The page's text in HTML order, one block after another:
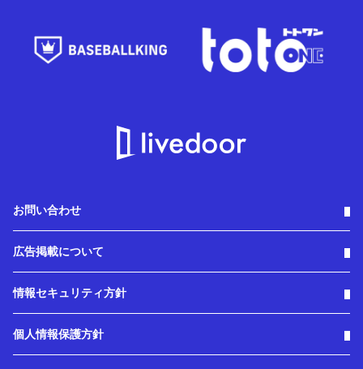
お問い合わせ
広告掲載について
情報セキュリティ方針
個人情報保護方針